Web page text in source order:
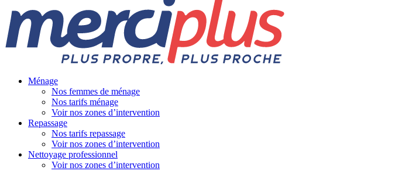
Ménage
Nos femmes de ménage
Nos tarifs ménage
Voir nos zones d’intervention
Repassage
Nos tarifs repassage
Voir nos zones d’intervention
Nettoyage professionnel
Voir nos zones d’intervention